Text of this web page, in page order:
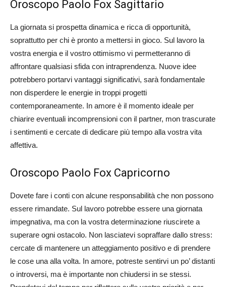
Oroscopo Paolo Fox Sagittario
La giornata si prospetta dinamica e ricca di opportunità,
soprattutto per chi è pronto a mettersi in gioco. Sul lavoro la
vostra energia e il vostro ottimismo vi permetteranno di
affrontare qualsiasi sfida con intraprendenza. Nuove idee
potrebbero portarvi vantaggi significativi, sarà fondamentale
non disperdere le energie in troppi progetti
contemporaneamente. In amore è il momento ideale per
chiarire eventuali incomprensioni con il partner, mon trascurate
i sentimenti e cercate di dedicare più tempo alla vostra vita
affettiva.
Oroscopo Paolo Fox Capricorno
Dovete fare i conti con alcune responsabilità che non possono
essere rimandate. Sul lavoro potrebbe essere una giornata
impegnativa, ma con la vostra determinazione riuscirete a
superare ogni ostacolo. Non lasciatevi sopraffare dallo stress:
cercate di mantenere un atteggiamento positivo e di prendere
le cose una alla volta. In amore, potreste sentirvi un po’ distanti
o introversi, ma è importante non chiudersi in se stessi.